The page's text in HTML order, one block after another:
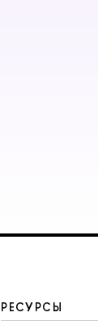
РЕСУРСЫ